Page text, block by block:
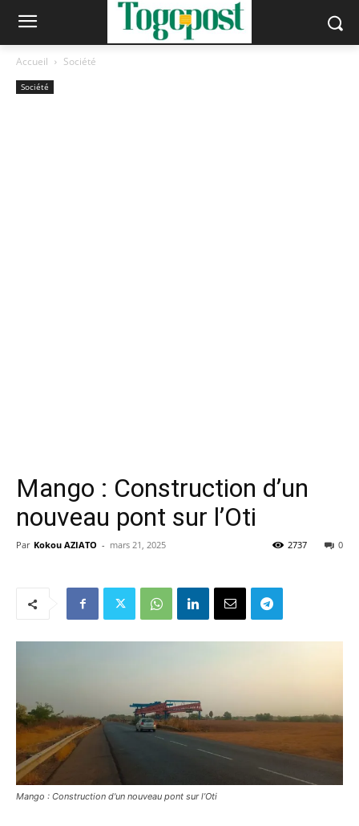
Accueil Société
Société
Mango : Construction d’un
nouveau pont sur l’Oti
Par Kokou AZIATO - mars 21, 2025 0
2737
Mango : Construction d'un nouveau pont sur l’Oti